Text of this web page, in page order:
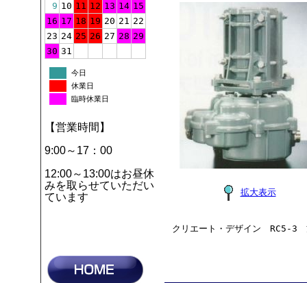
9 10 11 12 13 14 15
16 17 18 19 20 21 22
23 24 25 26 27 28 29
30 31
今日
休業日
臨時休業日
【営業時間】
9:00～17：00
12:00～13:00はお昼休
みを取らせていただい
ています
拡大表示
クリエート・デザイン RC5-3